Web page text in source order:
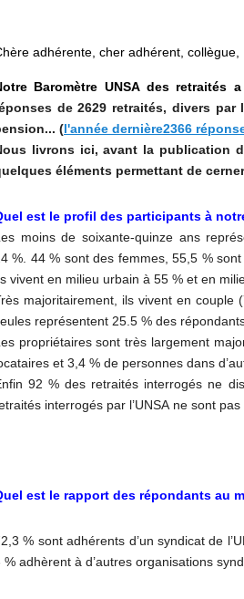
adhérente, cher adhérent, collègue,
Baromètre UNSAdes retraités a
de 2629 retraités, divers
(l'année dernière2366
livrons ici, avant la publication
éléments permettant de
est le profil des participants à
moins de soixante-quinze ans
%. 44 % sont des femmes, 55,5 %
vivent en milieu urbain à 55 % et en
majoritairement, ils vivent en couple
représentent 25.5 % des
propriétaires sont très largement
et 3,4 % de personnes dans
92 % des retraités interrogés ne
interrogés par l’UNSA ne sont
est le rapport des répondants au
% sont adhérents d’un syndicat de l’
% adhèrent à d’autres organisations